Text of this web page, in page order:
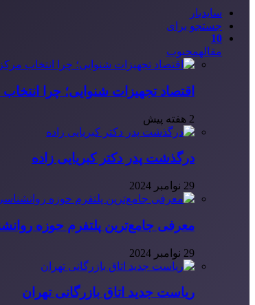
سایدبار
جستجو برای
10
مقالهمحبوب
اقتصاد تجهیزات شنوایی؛ چرا
2 هفته پیش
درگذشت پدر دکتر کبریایی زاده
29 نوامبر 2024
معرفی جامع‌ترین پلتفرم حوزه
29 نوامبر 2024
ریاست جدید اتاق بازرگانی تهران